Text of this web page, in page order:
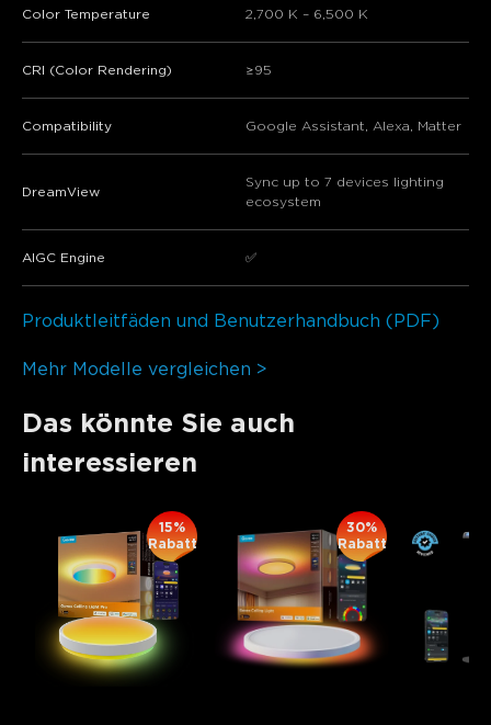
Color Temperature 2,700 K – 6,500 K
CRI (Color Rendering) ≥95
Compatibility Google Assistant, Alexa, Matter
​​DreamView​​
Sync up to 7 devices lighting
ecosystem
​​AIGC Engine​​ ✅
Produktleitfäden und Benutzerhandbuch (PDF)
Mehr Modelle vergleichen >
Das könnte Sie auch
interessieren
15%
Rabatt
30%
Rabatt